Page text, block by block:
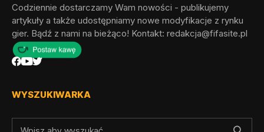
Codziennie dostarczamy Wam nowości - publikujemy
artykuły a także udostępniamy nowe modyfikacje z rynku
gier. Bądź z nami na bieżąco! Kontakt: redakcja@fifasite.pl
WYSZUKIWARKA